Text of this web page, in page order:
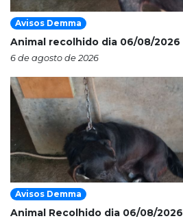
Avisos Demma
Animal recolhido dia 06/08/2026
6 de agosto de 2026
Avisos Demma
Animal Recolhido dia 06/08/2026